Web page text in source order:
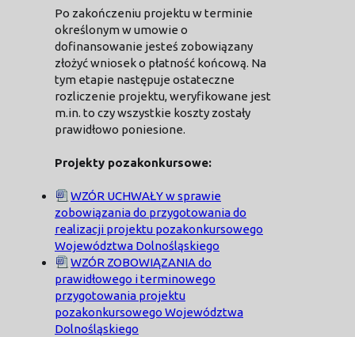
Po zakończeniu projektu w terminie
określonym w umowie o
dofinansowanie jesteś zobowiązany
złożyć wniosek o płatność końcową. Na
tym etapie następuje ostateczne
rozliczenie projektu, weryfikowane jest
m.in. to czy wszystkie koszty zostały
prawidłowo poniesione.
Projekty pozakonkursowe:
WZÓR UCHWAŁY w sprawie
zobowiązania do przygotowania do
realizacji projektu pozakonkursowego
Województwa Dolnośląskiego
WZÓR ZOBOWIĄZANIA do
prawidłowego i terminowego
przygotowania projektu
pozakonkursowego Województwa
Dolnośląskiego